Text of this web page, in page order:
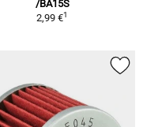
/BA15S
2,99 €1